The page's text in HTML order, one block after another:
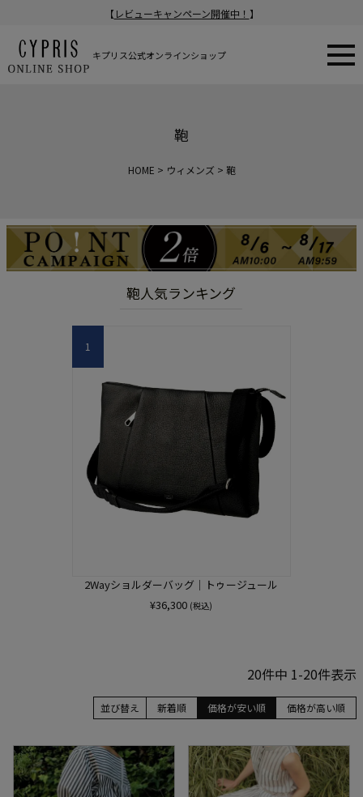
【 レビューキャンペーン開催中！ 】
キプリス公式オンラインショップ
鞄
HOME ウィメンズ 鞄
鞄人気ランキング
1
2Wayショルダーバッグ｜トゥージュール
¥36,300 (税込)
並び替え 価格が安い順 価格が高い順
新着順
20件中 1-20件表示